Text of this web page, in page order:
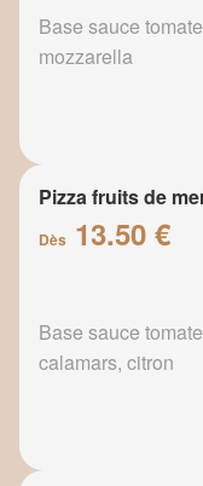
Base sauce
mozzarella
Pizza fruits de
Dès 13.50 €
Base sauce
calamars, citron